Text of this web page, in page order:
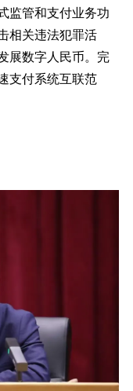
监管和支付业务功
相关违法犯罪活
展数字人民币。完
支付系统互联范